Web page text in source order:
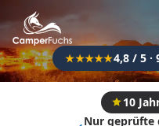
★★★★★4,8 / 5
10
Nur geprüfte
Flexibel (±3 Tage)
Fahrzeugtyp
Vollintegriert